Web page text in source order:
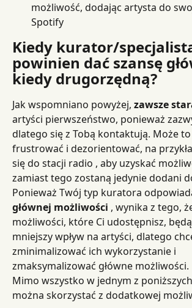
możliwość, dodając artysta do
Spotify
Kiedy kurator/
powinien dać szansę
kiedy drugorzędną?
Jak wspomniano powyżej, zawsze
artyści pierwszeństwo, ponieważ
dlatego się z Tobą kontaktują. Może
frustrować i dezorientować, na
się do stacji radio , aby uzyskać
zamiast tego zostaną jedynie dodani
Ponieważ Twój typ kuratora
głównej możliwości , wynika z tego,
możliwości, które Ci udostępnisz, będą
mniejszy wpływ na artyści, dlatego
zminimalizować ich wykorzystanie i
zmaksymalizować główne możliwości.
Mimo wszystko w jednym z
można skorzystać z dodatkowej